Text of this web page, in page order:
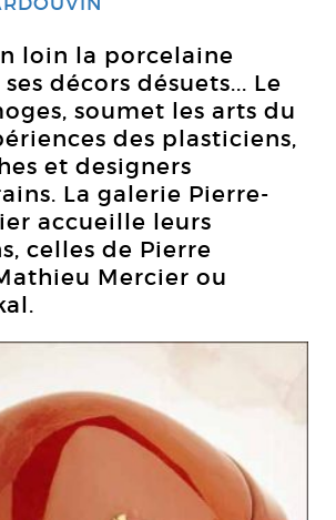
loin la porcelaine
décors désuets... Le
soumet les arts du
des plasticiens,
et designers
La galerie Pierre-
accueille leurs
celles de Pierre
Mercier ou